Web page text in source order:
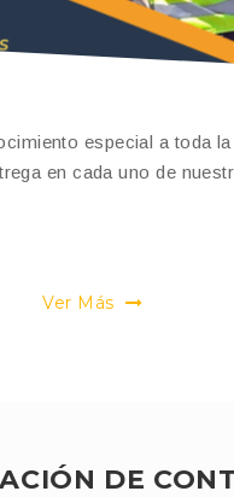
especial a toda
en cada uno de
Ver Más
DE